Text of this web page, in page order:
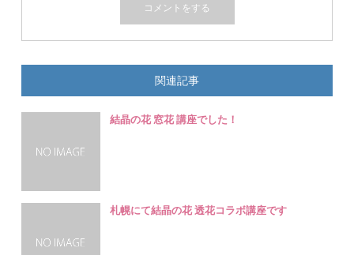
関連記事
結晶の花 窓花 講座でした！
札幌にて結晶の花 透花コラボ講座です